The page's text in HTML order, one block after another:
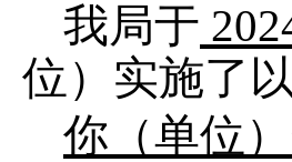
我局于 202
位）实施了
你（单位）